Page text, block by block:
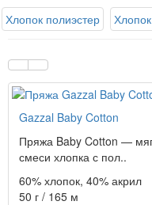
Хлопок полиэстер
Gazzal Baby Cotton
Пряжа Baby Cotton —
смеси хлопка с пол..
60% хлопок, 40% акрил
50 г / 165 м